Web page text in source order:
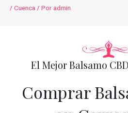
/ Cuenca / Poradmin
El Mejor Balsamo
Comprar